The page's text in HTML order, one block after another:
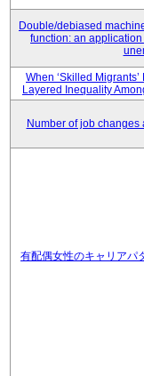
Double/debiased
function: an
When ‘Skilled
Layered Inequality
Number of job
有配偶女性のキャリアパ